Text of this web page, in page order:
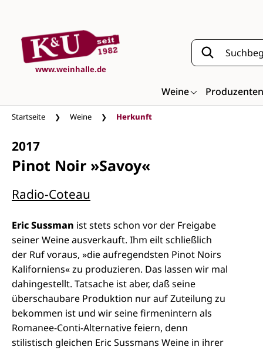
www.weinhalle.de
Weine Produzenten
Startseite Weine Herkunft
2017
Pinot Noir »Savoy«
Radio-Coteau
Eric Sussman ist stets schon vor der Freigabe
seiner Weine ausverkauft. Ihm eilt schließlich
der Ruf voraus, »die aufregendsten Pinot Noirs
Kaliforniens« zu produzieren. Das lassen wir mal
dahingestellt. Tatsache ist aber, daß seine
überschaubare Produktion nur auf Zuteilung zu
bekommen ist und wir seine firmenintern als
Romanee-Conti-Alternative feiern, denn
stilistisch gleichen Eric Sussmans Weine in ihrer